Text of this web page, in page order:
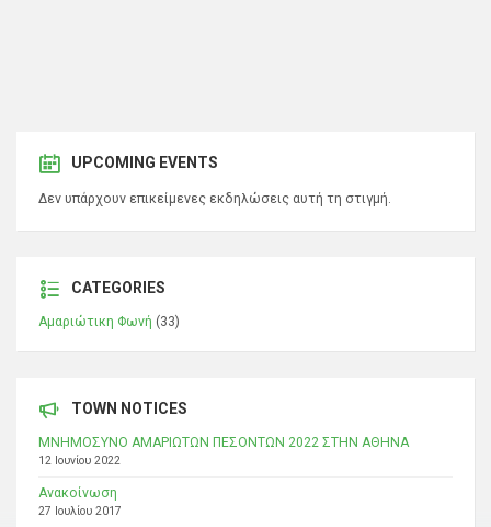
UPCOMING EVENTS
Δεν υπάρχουν επικείμενες εκδηλώσεις αυτή τη στιγμή.
CATEGORIES
Αμαριώτικη Φωνή (33)
TOWN NOTICES
ΜΝΗΜΟΣΥΝΟ ΑΜΑΡΙΩΤΩΝ ΠΕΣΟΝΤΩΝ 2022 ΣΤΗΝ ΑΘΗΝΑ
12 Ιουνίου 2022
Ανακοίνωση
27 Ιουλίου 2017